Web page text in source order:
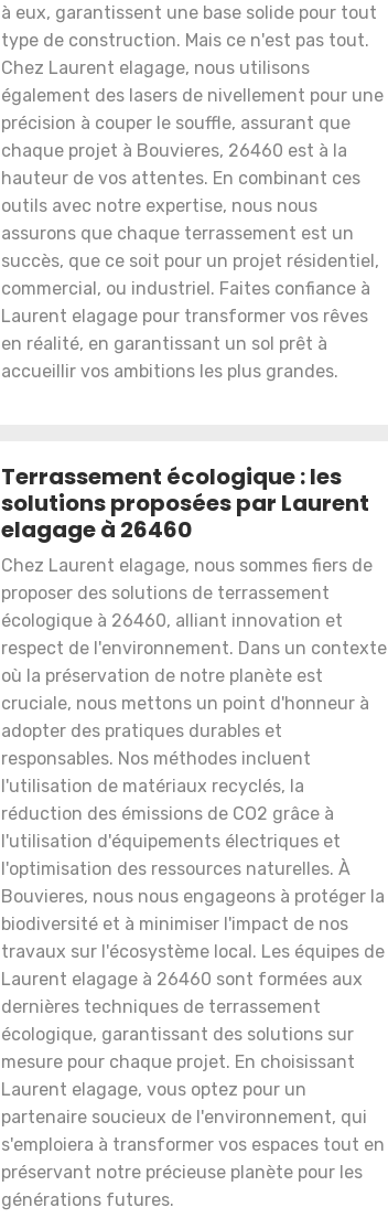
à eux, garantissent une base solide pour tout
type de construction. Mais ce n'est pas tout.
Chez Laurent elagage, nous utilisons
également des lasers de nivellement pour une
précision à couper le souffle, assurant que
chaque projet à Bouvieres, 26460 est à la
hauteur de vos attentes. En combinant ces
outils avec notre expertise, nous nous
assurons que chaque terrassement est un
succès, que ce soit pour un projet résidentiel,
commercial, ou industriel. Faites confiance à
Laurent elagage pour transformer vos rêves
en réalité, en garantissant un sol prêt à
accueillir vos ambitions les plus grandes.
Terrassement écologique : les
solutions proposées par Laurent
elagage à 26460
Chez Laurent elagage, nous sommes fiers de
proposer des solutions de terrassement
écologique à 26460, alliant innovation et
respect de l'environnement. Dans un contexte
où la préservation de notre planète est
cruciale, nous mettons un point d'honneur à
adopter des pratiques durables et
responsables. Nos méthodes incluent
l'utilisation de matériaux recyclés, la
réduction des émissions de CO2 grâce à
l'utilisation d'équipements électriques et
l'optimisation des ressources naturelles. À
Bouvieres, nous nous engageons à protéger la
biodiversité et à minimiser l'impact de nos
travaux sur l'écosystème local. Les équipes de
Laurent elagage à 26460 sont formées aux
dernières techniques de terrassement
écologique, garantissant des solutions sur
mesure pour chaque projet. En choisissant
Laurent elagage, vous optez pour un
partenaire soucieux de l'environnement, qui
s'emploiera à transformer vos espaces tout en
préservant notre précieuse planète pour les
générations futures.